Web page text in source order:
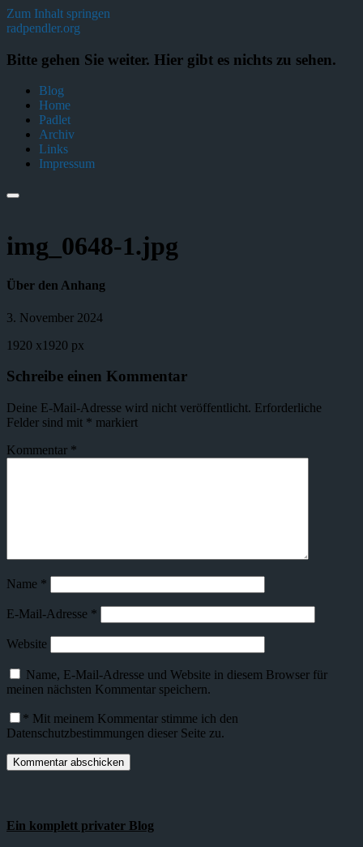
Zum Inhalt springen
radpendler.org
Bitte gehen Sie weiter. Hier gibt es nichts zu sehen.
Blog
Home
Padlet
Archiv
Links
Impressum
img_0648-1.jpg
Über den Anhang
3. November 2024
1920 x1920 px
Schreibe einen Kommentar
Deine E-Mail-Adresse wird nicht veröffentlicht. Erforderliche
Felder sind mit * markiert
Kommentar *
Name *
E-Mail-Adresse *
Website
Name, E-Mail-Adresse und Website in diesem Browser für
meinen nächsten Kommentar speichern.
* Mit meinem Kommentar stimme ich den
Datenschutzbestimmungen dieser Seite zu.
Ein komplett privater Blog